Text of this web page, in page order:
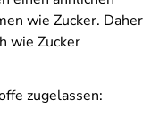
wie Zucker. Daher
wie Zucker
zugelassen: